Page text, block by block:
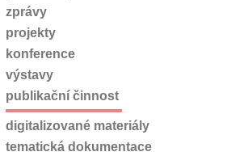
zprávy
projekty
konference
výstavy
publikační činnost
digitalizované materiály
tematická dokumentace